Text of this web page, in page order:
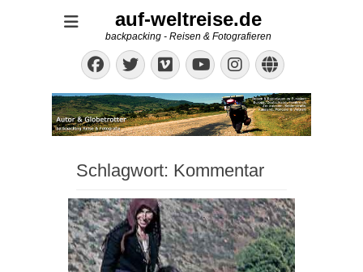
auf-weltreise.de
backpacking - Reisen & Fotografieren
Facebook
Twitter
Vimeo
YouTube
Instagram
Website
Schlagwort: Kommentar